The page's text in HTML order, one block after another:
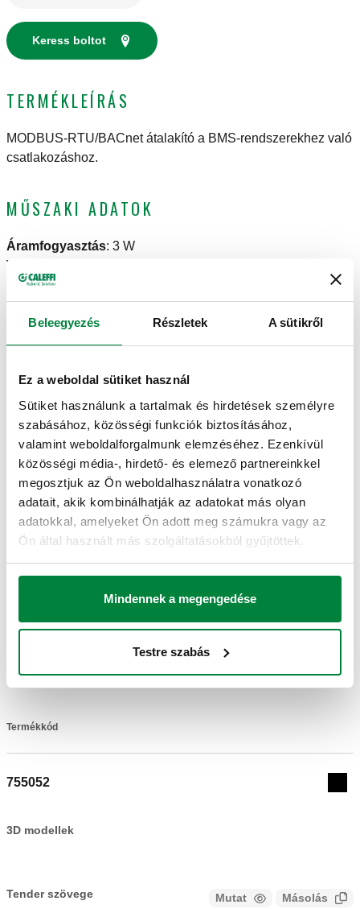
Beleegyezés Részletek A sütikről
Ez a weboldal sütiket használ
Sütiket használunk a tartalmak és hirdetések személyre
szabásához, közösségi funkciók biztosításához,
valamint weboldalforgalmunk elemzéséhez. Ezenkívül
közösségi média-, hirdető- és elemező partnereinkkel
megosztjuk az Ön weboldalhasználatra vonatkozó
adatait, akik kombinálhatják az adatokat más olyan
adatokkal, amelyeket Ön adott meg számukra vagy az
Ön által használt más szolgáltatásokból gyűjtöttek.
Mindennek a megengedése
Testre szabás
Keress boltot
TERMÉKLEÍRÁS
MODBUS-RTU/BACnet átalakító a BMS-rendszerekhez való
csatlakozáshoz.
MŰSZAKI ADATOK
Áramfogyasztás: 3 W
Tápellátás
Környezeti hőmérséklet tartomány
NOTE
átvitellel rendelkező felügyeleti rendszerek
összekapcsolására szolgál. Bemenetek/kimenetek: Ethernet
port 10/100, RS-485 port + / - / GND. Az átalakító a következő
termékekkel való használatra van előre konfigurálva:
- LEGIOMIX® 6000 sorozat (MODBUS-RTU verzióhoz);
- LEGIOMIX® 2.0 6000 EST sorozat;
- CONTECA EASY 750 sorozat.
TANÚSÍTVÁNYOK
RAJZOK ÉS SPECIFIKÁCIÓK
Termékkód
755052
3D modellek
Tender szövege Mutat Másolás